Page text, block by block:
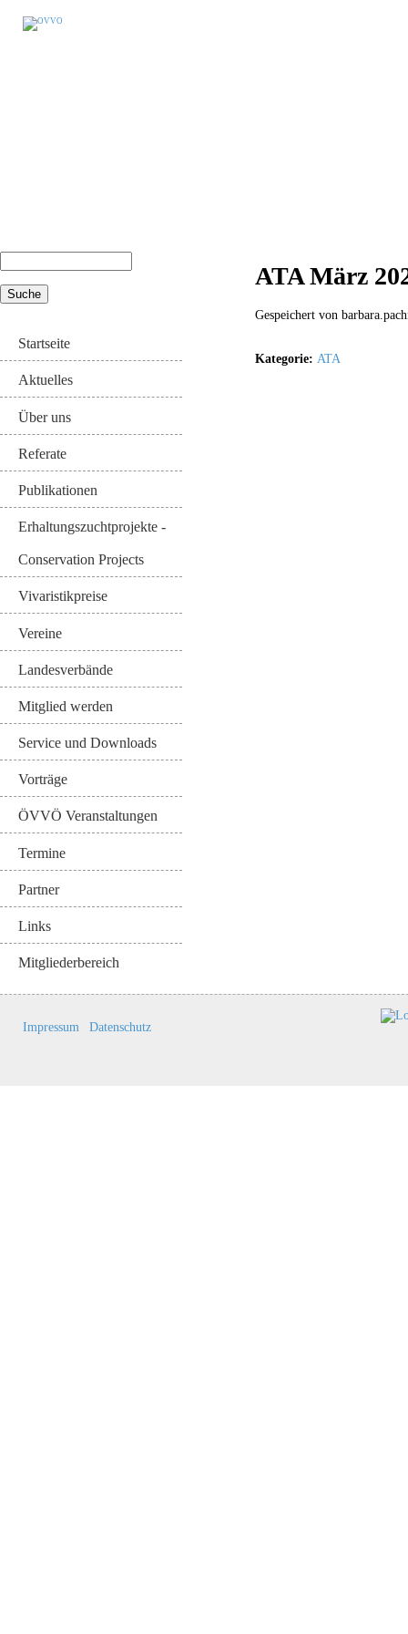
Suchformular
Startseite
Aktuelles
Über uns
Referate
Publikationen
Erhaltungszuchtprojekte -
Conservation Projects
Vivaristikpreise
Vereine
Landesverbände
Mitglied werden
Service und Downloads
Vorträge
ÖVVÖ Veranstaltungen
Termine
Partner
Links
Mitgliederbereich
ATA März
Gespeichert von
Kategorie: ATA
Impressum Datenschutz